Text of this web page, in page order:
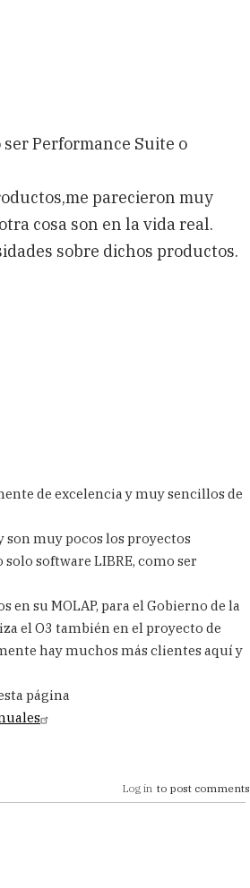
Performance Suite o
parecieron muy
cosa son en la vida real.
sobre dichos productos.
de excelencia y muy sencillos de
son muy pocos los proyectos
software LIBRE, como ser
su MOLAP, para el Gobierno de la
el O3 también en el proyecto de
hay muchos más clientes aquí y
página
Log in to post comments